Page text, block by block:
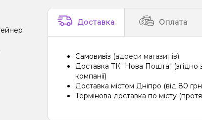
Диня, Полуниця, М'ята
Апельсин, Лайм, Лід/Холодок, Квіти
Полуниця, Пиріг/Кондитерка,
Амарето, Лимон, Пиріг/Кондитерка
Виноград, Лід/Холодок
Апельсин,
Доставка Оплата
Самовивіз (адреси магазинів)
Доставка ТК "Нова Пошта" (згідно
компанії)
Доставка містом Дніпро (від 80
Термінова доставка по місту